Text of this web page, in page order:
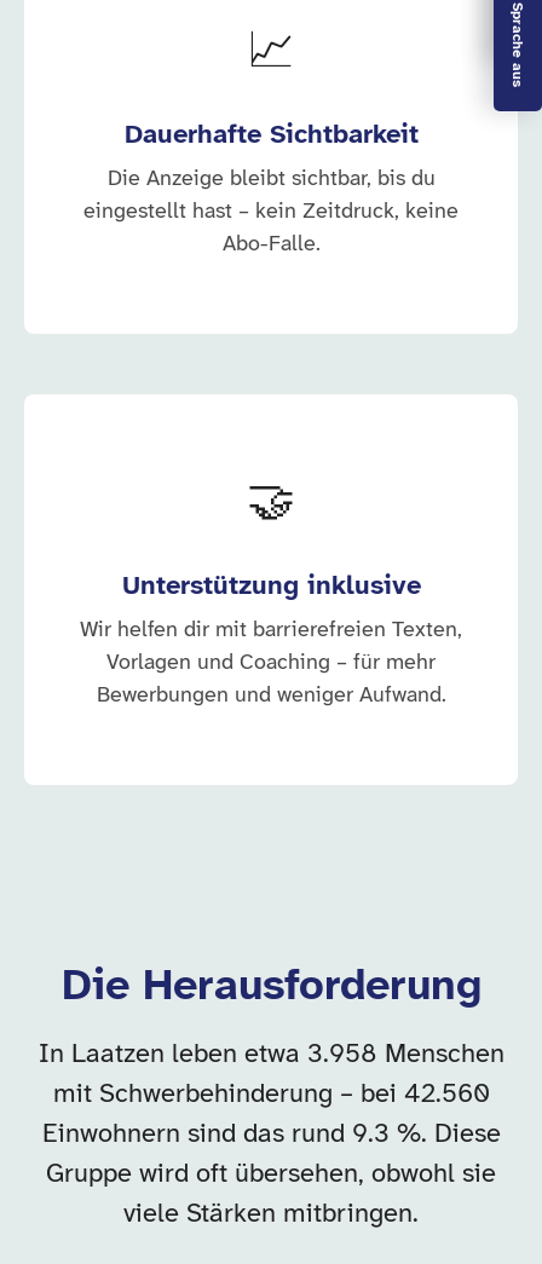
📈
Dauerhafte Sichtbarkeit
Die Anzeige bleibt sichtbar, bis du
eingestellt hast – kein Zeitdruck, keine
Abo-Falle.
🤝
Unterstützung inklusive
Wir helfen dir mit barrierefreien Texten,
Vorlagen und Coaching – für mehr
Bewerbungen und weniger Aufwand.
Die Herausforderung
In Laatzen leben etwa 3.958 Menschen
mit Schwerbehinderung – bei 42.560
Einwohnern sind das rund 9.3 %. Diese
Gruppe wird oft übersehen, obwohl sie
viele Stärken mitbringen.